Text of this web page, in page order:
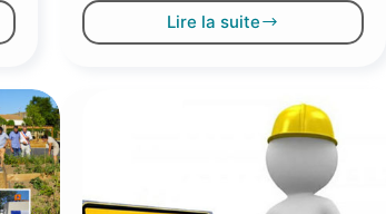
Lire la suite
Accueil
nouvelle
sous-
préfète
Amélie